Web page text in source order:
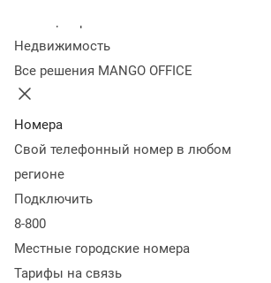
Недвижимость
Все решения MANGO OFFICE
Номера
Свой телефонный номер в любом
регионе
Подключить
8-800
Местные городские номера
Тарифы на связь
некоторые улучшения, доработаны
существующий функционал.
Завершен переход к новой версии
использования, позволяя вам
продуктами в едином интерфейсе.
При подключении новой
кабинете будет появляться